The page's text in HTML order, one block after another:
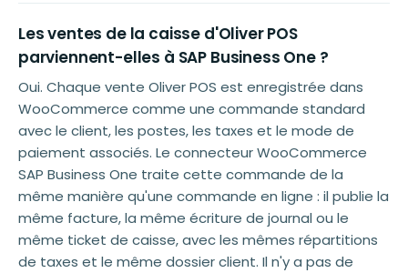
Les ventes de la caisse d'Oliver POS
parviennent-elles à SAP Business One ?
Oui. Chaque vente Oliver POS est enregistrée dans
WooCommerce comme une commande standard
avec le client, les postes, les taxes et le mode de
paiement associés. Le connecteur WooCommerce
SAP Business One traite cette commande de la
même manière qu'une commande en ligne : il publie la
même facture, la même écriture de journal ou le
même ticket de caisse, avec les mêmes répartitions
de taxes et le même dossier client. Il n'y a pas de